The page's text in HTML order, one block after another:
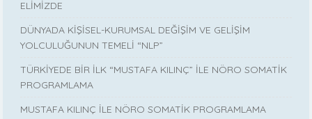
ELİMİZDE
DÜNYADA KİŞİSEL-KURUMSAL DEĞİŞİM VE GELİŞİM
YOLCULUĞUNUN TEMELİ “NLP”
TÜRKİYEDE BİR İLK “MUSTAFA KILINÇ” İLE NÖRO SOMATİK
PROGRAMLAMA
MUSTAFA KILINÇ İLE NÖRO SOMATİK PROGRAMLAMA